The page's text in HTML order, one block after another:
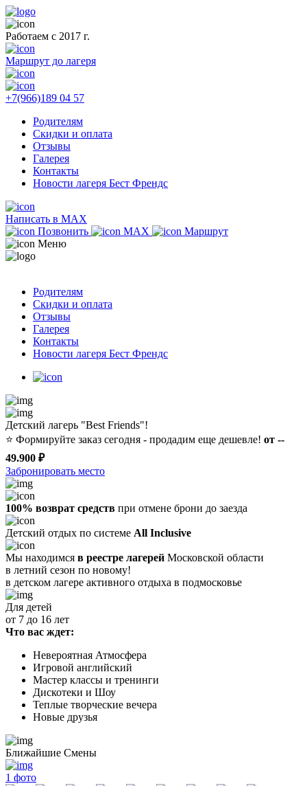
Работаем с 2017 г.
Маршрут до лагеря
+7(966)189 04 57
Родителям
Скидки и оплата
Отзывы
Галерея
Контакты
Новости лагеря Бест Френдс
Написать в MAX
Позвонить
MAX
Маршрут
Меню
Родителям
Скидки и оплата
Отзывы
Галерея
Контакты
Новости лагеря Бест Френдс
Детский лагерь "Best Friends"!
⭐️ Формируйте заказ сегодня - продадим еще дешевле! от --
49.900 ₽
Забронировать место
100% возврат средств при отмене брони до заезда
Детский отдых по системе All Inclusive
Мы находимся в реестре лагерей Московской области
в летний сезон по новому!
в детском лагере активного отдыха в подмосковье
Для детей
от 7 до 16 лет
Что вас ждет:
Невероятная Атмосфера
Игровой английский
Мастер классы и тренинги
Дискотеки и Шоу
Теплые творческие вечера
Новые друзья
Ближайшие Смены
1 фото